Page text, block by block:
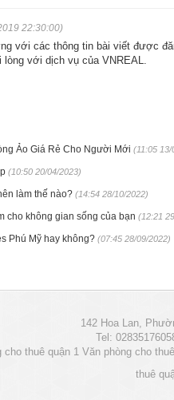
22:30:00)
với các thông tin bài viết được
với dịch vụ của VNREAL.
Ảo Giá Rẻ Cho Người Mới (11:05 13/
(10:50 20/04/2023)
làm thế nào? (14:54 28/10/2022)
cho không gian sống của bạn (12:21
Phú Mỹ hay không? (07:45 28/09/2022)
142 Hoa Lan,
Tel:
cho thuê quận 1 Văn phòng cho
thuê